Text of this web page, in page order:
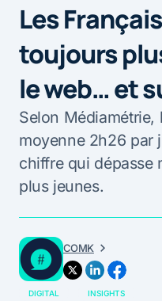
Les
toujours
le web… et
Selon Médiamétrie,
moyenne 2h26 par
chiffre qui dépasse
plus jeunes.
COMK
DIGITAL INSIGHTS